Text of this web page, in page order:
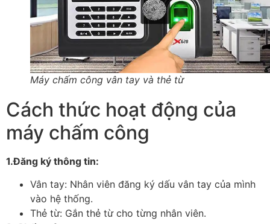
Máy chấm công vân tay và thẻ từ
Cách thức hoạt động của
máy chấm công
1.Đăng ký thông tin:
Vân tay: Nhân viên đăng ký dấu vân tay của mình
vào hệ thống.
Thẻ từ: Gắn thẻ từ cho từng nhân viên.